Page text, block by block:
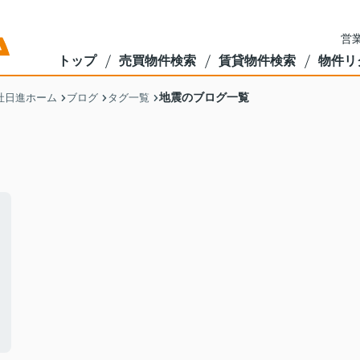
営
トップ 売買物件検索 賃貸物件検索 物件リ
日進ホーム ブログ タグ一覧 地震のブログ一覧